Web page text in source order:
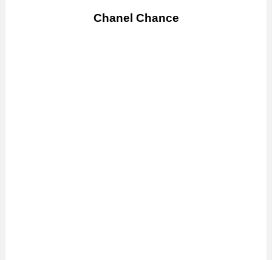
Chanel Chance